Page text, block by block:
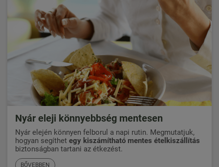
Nyár eleji könnyebbség mentesen
Nyár elején könnyen felborul a napi rutin. Megmutatjuk,
hogyan segíthet egy kiszámítható mentes ételkiszállítás
biztonságban tartani az étkezést.
BŐVEBBEN